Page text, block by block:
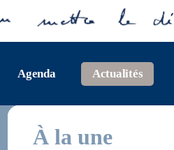
Agenda Actualités
À la une